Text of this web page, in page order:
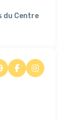
du Centre